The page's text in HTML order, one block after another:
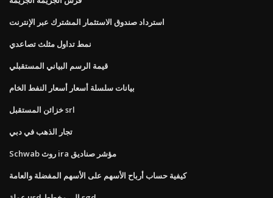
استرداد صندوق الاستثمار المشترك عبر الإنترنت
نمط تداول مثلث تصاعدي
قيمة الرسم البياني المستقبلي
بيانات سلسلة أسعار أسعار النفط الخام
خزائن المستقبل srl
تجار الذهب في دبي
Schwab روث ira مؤشر صناديق
كيفية حساب أرباح الأسهم على الأسهم المفضلة والعامة